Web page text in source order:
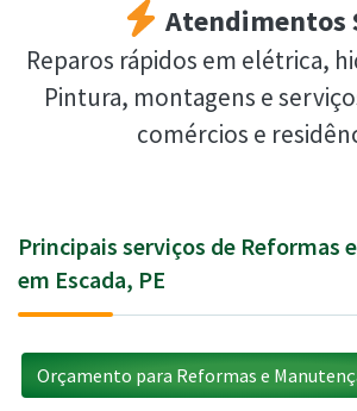
Atendimentos
Reparos rápidos em elétrica,
Pintura, montagens e
comércios e
Principais serviços de Reformas
em Escada, PE
Orçamento para Reformas e